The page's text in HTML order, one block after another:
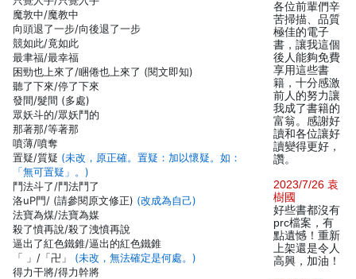
魔敦中/魔教中
向頭退了一步/向後退了一步
競如此/竟如此
最聿福/最幸福
困勁也上來了/睏倦也上來了 (閱文即知)
聽了下來/停了下來
發間/髮間 (多處)
眾妖斗的/眾妖鬥的
那著那/等著那
噴薄/噴奪
置疑/質疑 (未改，原正確。置疑：加以懷疑。如：
「無可置疑」。)
鬥法斗了/鬥法鬥了
洛uP門/ (請參閱原文修正) (改成為自己)
法寶為煤/法寶為媒
殺了憤再說/殺了洩憤再說
逼出了紅色鐵錐/逼出的紅色鐵錐
「 」/「卍」 (未改，無法確定是何處。)
得力干將/得力幹將
各位前輩們辛
苦掃描、品質
極佳的電子
書，讓我這個
後人能夠免費
享用這些書
籍，十分感激
前人的努力讓
我成了書籍的
富翁。感謝好
讀和各位讓好
讀變得更好，
讚。
2023/7/26 袁
樹國
好些書都沒有
prc檔案，有
點遺憾！重新
上架還是令人
高興，加油！